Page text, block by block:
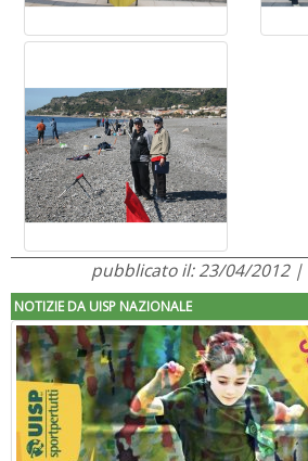
pubblicato il: 23/04/2012 |
NOTIZIE DA UISP NAZIONALE